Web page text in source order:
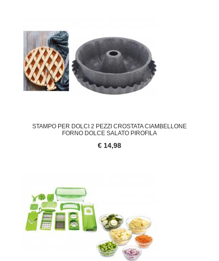
STAMPO PER DOLCI 2 PEZZI CROSTATA CIAMBELLONE
FORNO DOLCE SALATO PIROFILA
€ 14,98